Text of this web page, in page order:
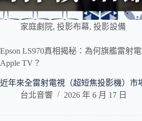
家庭劇院, 投影布幕, 投影設備
Epson LS970真相揭秘：為何旗艦雷射
Apple TV？
近年來全雷射電視（超短焦投影機）
台北音響
2026 年 6 月 17 日